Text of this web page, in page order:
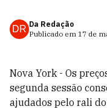
DR Da Redação
Publicado em 17 de
Nova York - Os
segunda sessão
ajudados pelo rali